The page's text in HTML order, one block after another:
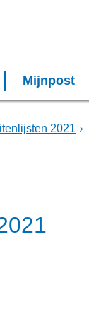
Mijnpost
2021